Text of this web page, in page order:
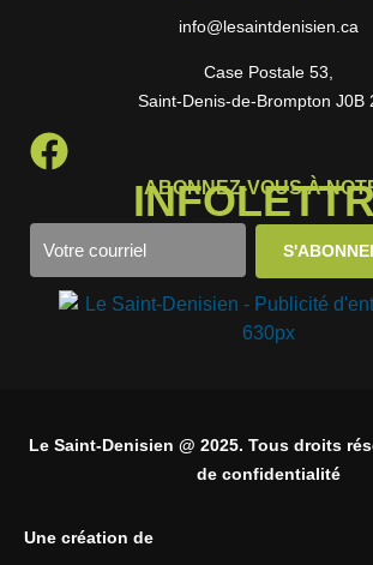
info@lesaintdenisien.ca
Case Postale 53,
Saint-Denis-de-Brompton J0B
ABONNEZ-VOUS À
Le Saint-Denisien @ 2025. Tous droits
de confidentialité
Une création de